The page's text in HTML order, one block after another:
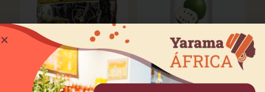
Caramelo de tamarindo.
BEGUE
Zumo de guanabana
1,50